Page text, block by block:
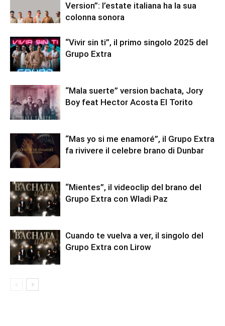
Version”: l’estate italiana ha la sua
colonna sonora
“Vivir sin ti”, il primo singolo 2025 del
Grupo Extra
“Mala suerte” version bachata, Jory
Boy feat Hector Acosta El Torito
“Mas yo si me enamoré”, il Grupo Extra
fa rivivere il celebre brano di Dunbar
“Mientes”, il videoclip del brano del
Grupo Extra con Wladi Paz
Cuando te vuelva a ver, il singolo del
Grupo Extra con Lirow